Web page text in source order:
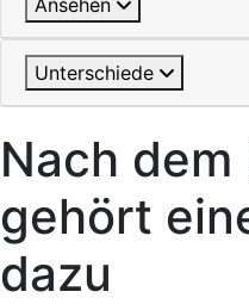
Ansehen
Unterschiede
Nach dem
gehört
dazu